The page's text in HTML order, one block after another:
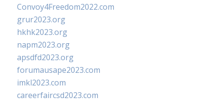
Convoy4Freedom2022.com
grur2023.org
hkhk2023.org
napm2023.org
apsdfd2023.org
forumausape2023.com
imkl2023.com
careerfaircsd2023.com